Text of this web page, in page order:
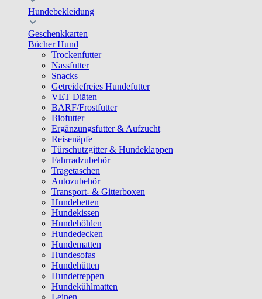
Hundebekleidung
Geschenkkarten
Bücher Hund
Trockenfutter
Nassfutter
Snacks
Getreidefreies Hundefutter
VET Diäten
BARF/Frostfutter
Biofutter
Ergänzungsfutter & Aufzucht
Reisenäpfe
Türschutzgitter & Hundeklappen
Fahrradzubehör
Tragetaschen
Autozubehör
Transport- & Gitterboxen
Hundebetten
Hundekissen
Hundehöhlen
Hundedecken
Hundematten
Hundesofas
Hundehütten
Hundetreppen
Hundekühlmatten
Leinen